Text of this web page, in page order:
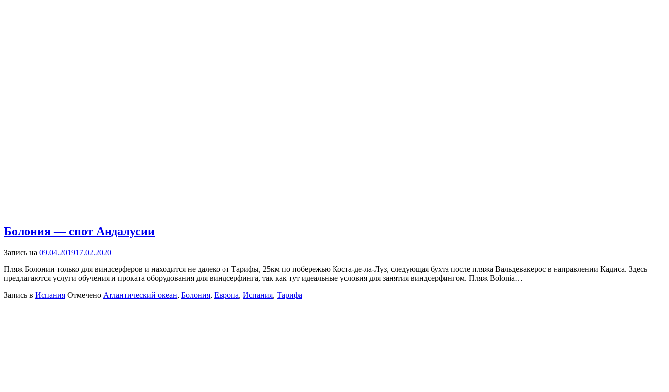
Болония — спот Андалусии
Запись на 09.04.201917.02.2020
Пляж Болонии только для виндсерферов и находится не далеко от Тарифы, 25км по побережью Коста-де-ла-Луз, следующая бухта после пляжа Вальдевакерос в направлении Кадиса. Здесь
предлагаются услуги обучения и проката оборудования для виндсерфинга, так как тут идеальные условия для занятия виндсерфингом. Пляж Bolonia…
Запись в Испания Отмечено Атлантический океан, Болония, Европа, Испания, Тарифа